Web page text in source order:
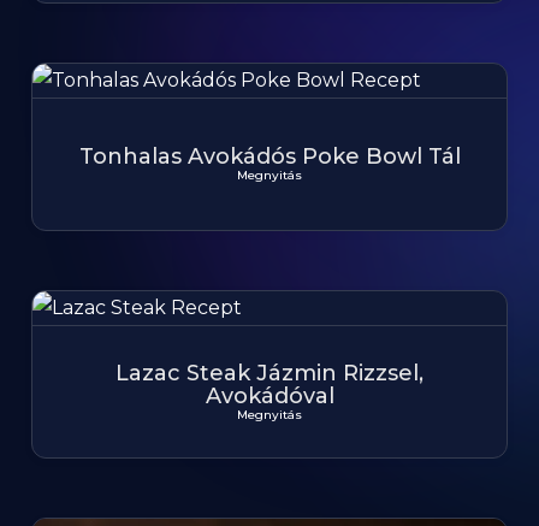
Tonhalas Avokádós Poke Bowl Tál
Megnyitás
Lazac Steak Jázmin Rizzsel,
Avokádóval
Megnyitás